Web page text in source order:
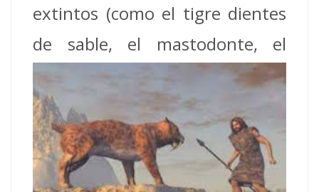
extintos (como el tigre dientes
de sable, el mastodonte, el